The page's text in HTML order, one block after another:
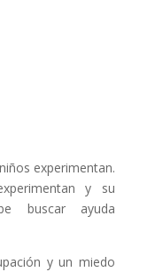
experimentan.
y su
buscar ayuda
y un miedo